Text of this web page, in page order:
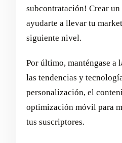
subcontratación! Crear
ayudarte a llevar tu
siguiente nivel.
Por último, manténgase a
las tendencias y
personalización, el
optimización móvil para
tus suscriptores.